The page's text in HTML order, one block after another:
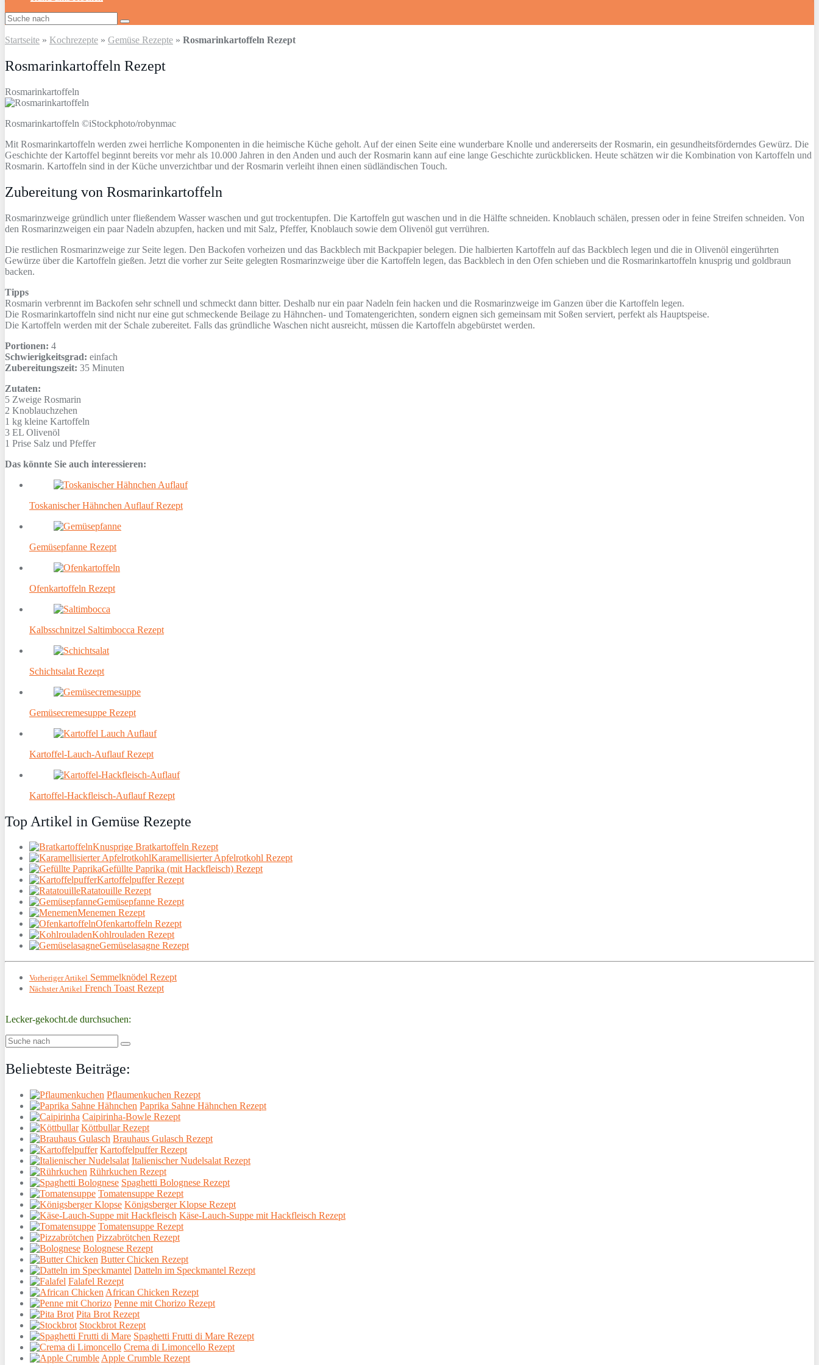
Startseite » Kochrezepte » Gemüse Rezepte » Rosmarinkartoffeln Rezept
Rosmarinkartoffeln Rezept
Rosmarinkartoffeln
Rosmarinkartoffeln ©iStockphoto/robynmac
Mit Rosmarinkartoffeln werden zwei herrliche Komponenten in die heimische Küche geholt. Auf der einen Seite eine wunderbare Knolle und andererseits der Rosmarin, ein gesundheitsförderndes Gewürz. Die
Geschichte der Kartoffel beginnt bereits vor mehr als 10.000 Jahren in den Anden und auch der Rosmarin kann auf eine lange Geschichte zurückblicken. Heute schätzen wir die Kombination von Kartoffeln und
Rosmarin. Kartoffeln sind in der Küche unverzichtbar und der Rosmarin verleiht ihnen einen südländischen Touch.
Zubereitung von Rosmarinkartoffeln
Rosmarinzweige gründlich unter fließendem Wasser waschen und gut trockentupfen. Die Kartoffeln gut waschen und in die Hälfte schneiden. Knoblauch schälen, pressen oder in feine Streifen schneiden. Von
den Rosmarinzweigen ein paar Nadeln abzupfen, hacken und mit Salz, Pfeffer, Knoblauch sowie dem Olivenöl gut verrühren.
Die restlichen Rosmarinzweige zur Seite legen. Den Backofen vorheizen und das Backblech mit Backpapier belegen. Die halbierten Kartoffeln auf das Backblech legen und die in Olivenöl eingerührten
Gewürze über die Kartoffeln gießen. Jetzt die vorher zur Seite gelegten Rosmarinzweige über die Kartoffeln legen, das Backblech in den Ofen schieben und die Rosmarinkartoffeln knusprig und goldbraun
backen.
Tipps
Rosmarin verbrennt im Backofen sehr schnell und schmeckt dann bitter. Deshalb nur ein paar Nadeln fein hacken und die Rosmarinzweige im Ganzen über die Kartoffeln legen.
Die Rosmarinkartoffeln sind nicht nur eine gut schmeckende Beilage zu Hähnchen- und Tomatengerichten, sondern eignen sich gemeinsam mit Soßen serviert, perfekt als Hauptspeise.
Die Kartoffeln werden mit der Schale zubereitet. Falls das gründliche Waschen nicht ausreicht, müssen die Kartoffeln abgebürstet werden.
Portionen: 4
Schwierigkeitsgrad: einfach
Zubereitungszeit: 35 Minuten
Zutaten:
5 Zweige Rosmarin
2 Knoblauchzehen
1 kg kleine Kartoffeln
3 EL Olivenöl
1 Prise Salz und Pfeffer
Das könnte Sie auch interessieren:
Toskanischer Hähnchen Auflauf Rezept
Gemüsepfanne Rezept
Ofenkartoffeln Rezept
Kalbsschnitzel Saltimbocca Rezept
Schichtsalat Rezept
Gemüsecremesuppe Rezept
Kartoffel-Lauch-Auflauf Rezept
Kartoffel-Hackfleisch-Auflauf Rezept
Top Artikel in Gemüse Rezepte
Knusprige Bratkartoffeln Rezept
Karamellisierter Apfelrotkohl Rezept
Gefüllte Paprika (mit Hackfleisch) Rezept
Kartoffelpuffer Rezept
Ratatouille Rezept
Gemüsepfanne Rezept
Menemen Rezept
Ofenkartoffeln Rezept
Kohlrouladen Rezept
Gemüselasagne Rezept
Vorheriger Artikel Semmelknödel Rezept
Nächster Artikel French Toast Rezept
Lecker-gekocht.de durchsuchen:
Beliebteste Beiträge:
Pflaumenkuchen Rezept
Paprika Sahne Hähnchen Rezept
Caipirinha-Bowle Rezept
Köttbullar Rezept
Brauhaus Gulasch Rezept
Kartoffelpuffer Rezept
Italienischer Nudelsalat Rezept
Rührkuchen Rezept
Spaghetti Bolognese Rezept
Tomatensuppe Rezept
Königsberger Klopse Rezept
Käse-Lauch-Suppe mit Hackfleisch Rezept
Tomatensuppe Rezept
Pizzabrötchen Rezept
Bolognese Rezept
Butter Chicken Rezept
Datteln im Speckmantel Rezept
Falafel Rezept
African Chicken Rezept
Penne mit Chorizo Rezept
Pita Brot Rezept
Stockbrot Rezept
Spaghetti Frutti di Mare Rezept
Crema di Limoncello Rezept
Apple Crumble Rezept